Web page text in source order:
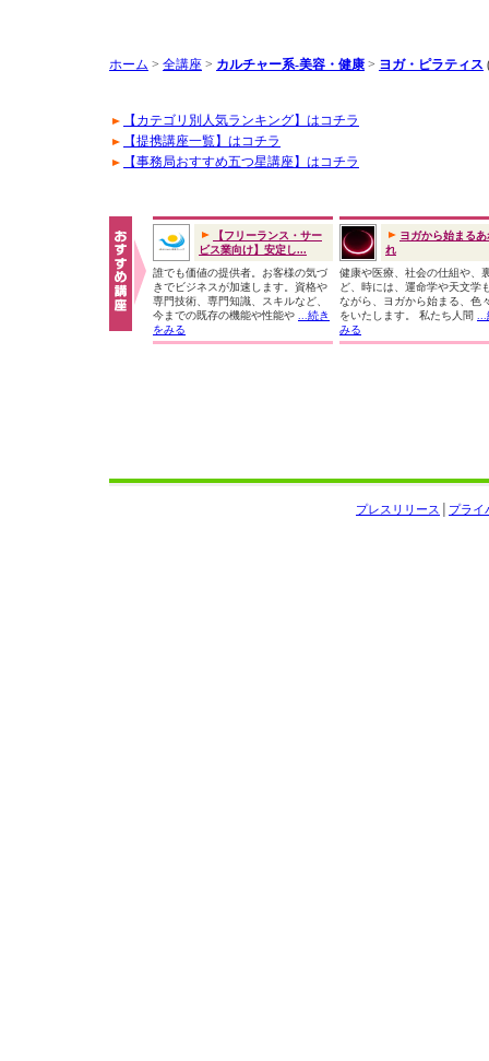
ホーム > 全講座 > カルチャー系-美容・健康 > ヨガ・ピラティス
【カテゴリ別人気ランキング】はコチラ
【提携講座一覧】はコチラ
【事務局おすすめ五つ星講座】はコチラ
【フリーランス・サー
ビス業向け】安定し...
誰でも価値の提供者。お客様の気づ
きでビジネスが加速します。資格や
専門技術、専門知識、スキルなど、
今までの既存の機能や性能や
...続き
をみる
ヨガから始まるあ
れ
健康や医療、社会の仕組や、
ど、時には、運命学や天文学
ながら、ヨガから始まる、色
をいたします。 私たち人間
みる
プライ
プレスリリース